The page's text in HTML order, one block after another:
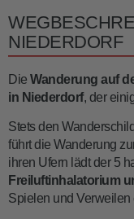
NIEDERDORF
Die Wanderung auf
in Niederdorf, der
Stets den
führt die Wanderung
ihren Ufern lädt der 5
Freiluftinhalatorium
Spielen und Verweilen